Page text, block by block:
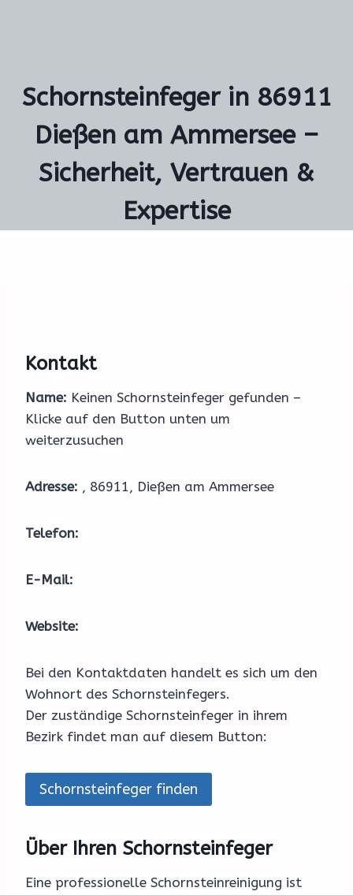
Schornsteinfeger in 86911
Dießen am Ammersee –
Sicherheit, Vertrauen &
Expertise
Kontakt
Name: Keinen Schornsteinfeger gefunden –
Klicke auf den Button unten um
weiterzusuchen
Adresse: , 86911, Dießen am Ammersee
Telefon:
E-Mail:
Website:
Bei den Kontaktdaten handelt es sich um den
Wohnort des Schornsteinfegers.
Der zuständige Schornsteinfeger in ihrem
Bezirk findet man auf diesem Button:
Schornsteinfeger finden
Über Ihren Schornsteinfeger
Eine professionelle Schornsteinreinigung ist